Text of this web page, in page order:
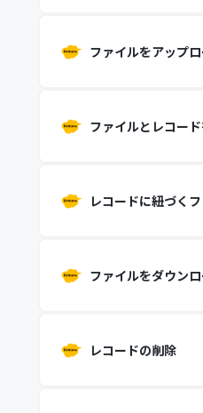
ファイルをアップ
ファイルとレコー
レコードに紐づく
ファイルをダウン
レコードの削除